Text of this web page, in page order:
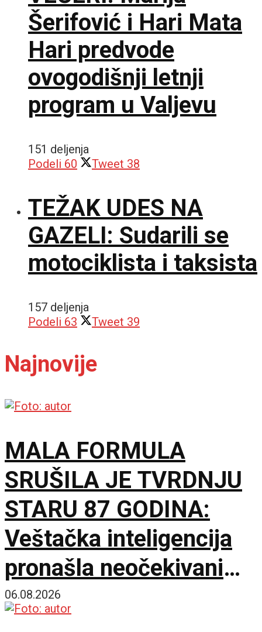
Šerifović i Hari Mata
Hari predvode
ovogodišnji letnji
program u Valjevu
151 deljenja
Podeli 60 Tweet 38
TEŽAK UDES NA
GAZELI: Sudarili se
motociklista i taksista
157 deljenja
Podeli 63 Tweet 39
Najnovije
MALA FORMULA
SRUŠILA JE TVRDNJU
STARU 87 GODINA:
Veštačka inteligencija
pronašla neočekivani
matematički primer
06.08.2026